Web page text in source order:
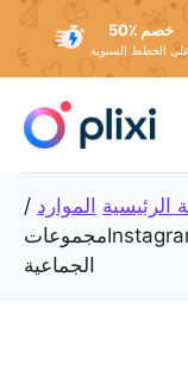
إلى
المحتوى
خصم ٪50
على الخطط السنوية
الرئيسية الموارد /
مجموعاتInstagram : نموك يمكن أن يصل إلى الدردشة
الجماعية